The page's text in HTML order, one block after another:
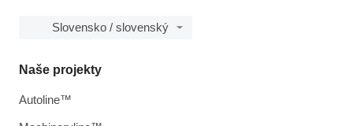
Slovensko / slovenský
Naše projekty
Autoline™